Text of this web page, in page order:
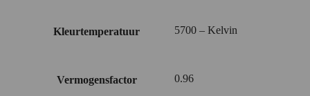
Kleurtemperatuur 5700 – Kelvin
Vermogensfactor 0.96